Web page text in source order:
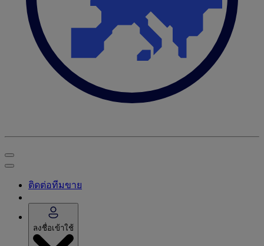
ติดต่อทีมขาย
ลงชื่อเข้าใช้